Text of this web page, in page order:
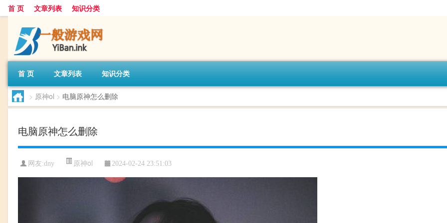
首 页 文章列表 知识分类
首 页 文章列表 知识分类
> 原神ol > 电脑原神怎么删除
电脑原神怎么删除
网友:dny 原神ol 2024-02-24 23:51:03